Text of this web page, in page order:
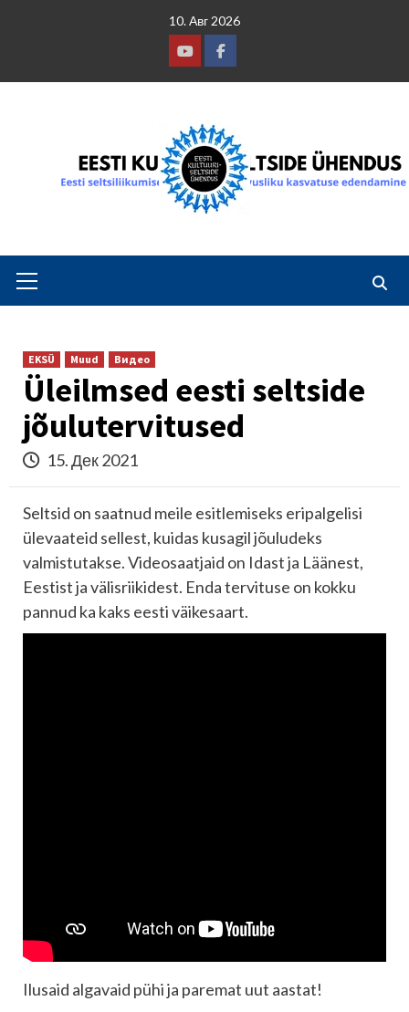
10. Авг 2026
YoutubeFacebook
Menu
EKSÜ Muud Видео
Üleilmsed eesti seltside
jõulutervitused
15. Дек 2021
Seltsid on saatnud meile esitlemiseks eripalgelisi
ülevaateid sellest, kuidas kusagil jõuludeks
valmistutakse. Videosaatjaid on Idast ja Läänest,
Eestist ja välisriikidest. Enda tervituse on kokku
pannud ka kaks eesti väikesaart.
Ilusaid algavaid pühi ja paremat uut aastat!